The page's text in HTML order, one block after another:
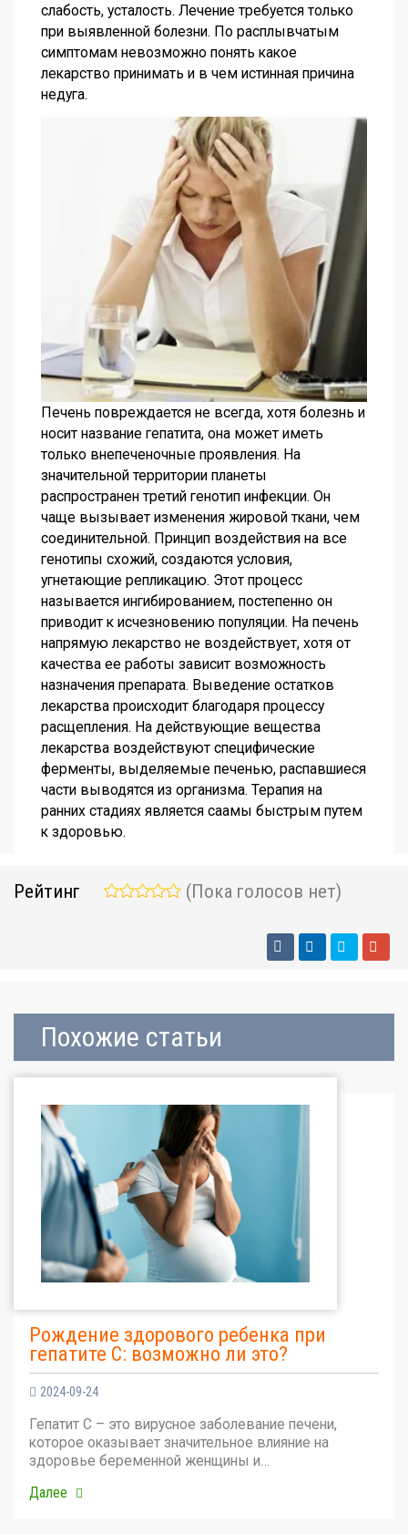
слабость, усталость. Лечение требуется только
при выявленной болезни. По расплывчатым
симптомам невозможно понять какое
лекарство принимать и в чем истинная причина
недуга.
Печень повреждается не всегда, хотя болезнь и
носит название гепатита, она может иметь
только внепеченочные проявления. На
значительной территории планеты
распространен третий генотип инфекции. Он
чаще вызывает изменения жировой ткани, чем
соединительной. Принцип воздействия на все
генотипы схожий, создаются условия,
угнетающие репликацию. Этот процесс
называется ингибированием, постепенно он
приводит к исчезновению популяции. На печень
напрямую лекарство не воздействует, хотя от
качества ее работы зависит возможность
назначения препарата. Выведение остатков
лекарства происходит благодаря процессу
расщепления. На действующие вещества
лекарства воздействуют специфические
ферменты, выделяемые печенью, распавшиеся
части выводятся из организма. Терапия на
ранних стадиях является саамы быстрым путем
к здоровью.
Рейтинг (Пока голосов нет)
Похожие статьи
Рождение здорового ребенка при
гепатите С: возможно ли это?
2024-09-24
Гепатит С – это вирусное заболевание печени,
которое оказывает значительное влияние на
здоровье беременной женщины и…
Далее